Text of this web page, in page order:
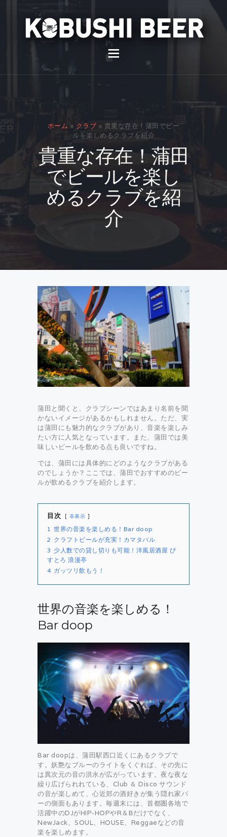
ホーム » クラブ » 貴重な存在！蒲田でビー
ルを楽しめるクラブを紹介
貴重な存在！蒲田
でビールを楽し
めるクラブを紹
介
イベント
バー
貸切
通販
スタッフ募集
問い合わせ
蒲田と聞くと、クラブシーンではあまり名前を聞
かないイメージがあるかもしれません。ただ、実
は蒲田にも魅力的なクラブがあり、音楽を楽しみ
たい方に人気となっています。また、蒲田では美
味しいビールを飲める点も良いですね。
では、蒲田には具体的にどのようなクラブがある
のでしょうか？ここでは、蒲田でおすすめのビー
ルが飲めるクラブを紹介します。
目次 非表示
1 世界の音楽を楽しめる！Bar doop
2 クラフトビールが充実！カマタバル
3 少人数での貸し切りも可能！洋風居酒屋 び
すとろ 浪漫亭
4 ガッツリ飲もう！
世界の音楽を楽しめる！
Bar doop
Bar doopは、蒲田駅西口近くにあるクラブで
す。妖艶なブルーのライトをくぐれば、その先に
は異次元の音の洪水が広がっています。夜な夜な
繰り広げられれている、Club ＆ Disco サウンド
の音が楽しめて、心近郊の酒好きが集う隠れ家バ
ーの側面もあります。毎週末には、首都圏各地で
活躍中のDJがHIP-HOPやR＆Bだけでなく、
NewJack、SOUL、HOUSE、Reggaeなどの音
楽を楽しめます。